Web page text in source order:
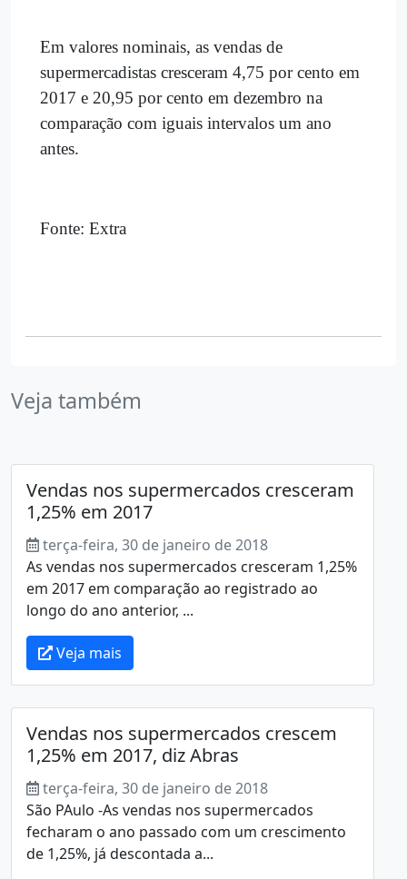
Em valores nominais, as vendas de
supermercadistas cresceram 4,75 por cento em
2017 e 20,95 por cento em dezembro na
comparação com iguais intervalos um ano
antes.
Fonte: Extra
Veja também
Vendas nos supermercados cresceram
1,25% em 2017
terça-feira, 30 de janeiro de 2018
As vendas nos supermercados cresceram 1,25%
em 2017 em comparação ao registrado ao
longo do ano anterior, ...
Veja mais
Vendas nos supermercados crescem
1,25% em 2017, diz Abras
terça-feira, 30 de janeiro de 2018
São PAulo -As vendas nos supermercados
fecharam o ano passado com um crescimento
de 1,25%, já descontada a...